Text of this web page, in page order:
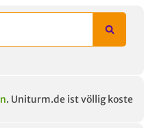
. Uniturm.de ist völlig koste